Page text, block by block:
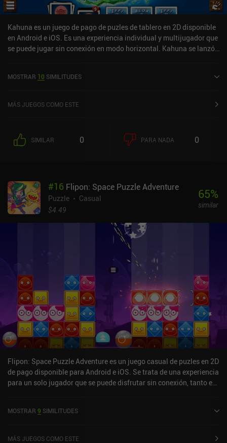
Kahuna es un juego de pago de puzles de tablero en 2D disponible
en Android e iOS. Es una experiencia individual y multijugador que
se puede jugar sin conexión en modo horizontal. Kahuna se lanzó
MOSTRAR 10 SIMILITUDES
MÁS JUEGOS COMO ESTE
SIMILAR 0 PARA NADA 0
#16 Flipon: Space Puzzle Adventure
Puzzle
Casual
$4.49
65%
similar
Flipon: Space Puzzle Adventure es un juego casual de puzles en 2D
de pago disponible para Android e iOS. Se trata de una experiencia
para un solo jugador que se puede disfrutar sin conexión, tanto en
5,0 en Google Play y de 4,7 sobre 5,0 en la App Store de iOS.
MOSTRAR 9 SIMILITUDES
MÁS JUEGOS COMO ESTE